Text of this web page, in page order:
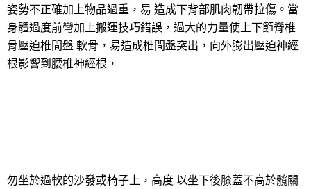
姿勢不正確加上物品過重，易 造成下背部肌肉韌帶拉傷。當
身體過度前彎加上搬運技巧錯誤，過大的力量使上下節脊椎
骨壓迫椎間盤 軟骨，易造成椎間盤突出，向外膨出壓迫神經
根影響到腰椎神經根，
勿坐於過軟的沙發或椅子上，高度 以坐下後膝蓋不高於髖關